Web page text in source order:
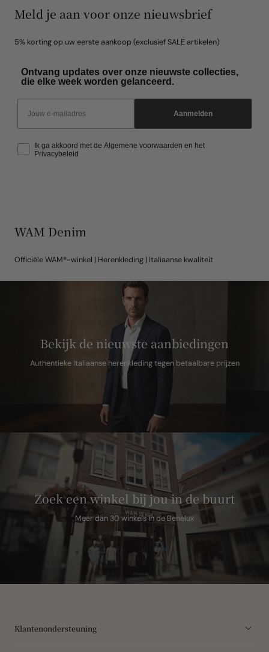
Meld je aan voor onze nieuwsbrief
5% korting op uw eerste aankoop (exclusief SALE artikelen)
Ontvang updates over onze nieuwste collecties,
die elke week worden gelanceerd.
Aanmelden
Ik ga akkoord met de Algemene voorwaarden en het
Privacybeleid
WAM Denim
Officiële WAM®-winkel | Herenkleding | Italiaanse kwaliteit
Bekijk de nieuwste aanbiedingen
Authentieke Italiaanse herenkleding tegen betaalbare prijzen
Zoek een winkel bij jou in de buurt
Meer dan 30 winkels in de Benelux
Klantenondersteuning